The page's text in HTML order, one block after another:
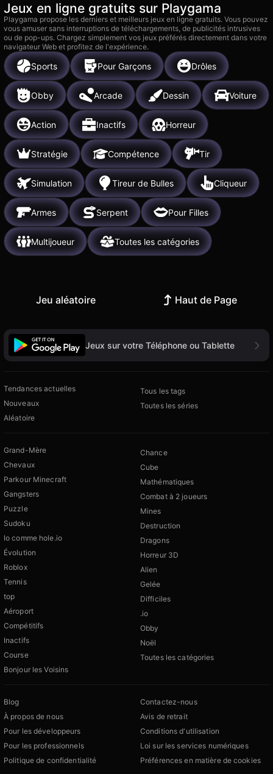
Jeux en ligne gratuits sur Playgama
Playgama propose les derniers et meilleurs jeux en ligne gratuits. Vous pouvez
vous amuser sans interruptions de téléchargements, de publicités intrusives
ou de pop-ups. Chargez simplement vos jeux préférés directement dans votre
navigateur Web et profitez de l'expérience.
Sports Pour Garçons Drôles
Obby Arcade Dessin Voiture
Action Inactifs Horreur
Stratégie Compétence Tir
Simulation Tireur de Bulles Cliqueur
Armes Serpent Pour Filles
Multijoueur Toutes les catégories
Jeu aléatoire Haut de Page
Jeux sur votre Téléphone ou Tablette
Tendances actuelles
Nouveaux
Aléatoire
Tous les tags
Toutes les séries
Grand-Mère
Chevaux
Parkour Minecraft
Gangsters
Puzzle
Sudoku
Io comme hole.io
Évolution
Roblox
Tennis
top
Aéroport
Compétitifs
Inactifs
Course
Bonjour les Voisins
Chance
Cube
Mathématiques
Combat à 2 joueurs
Mines
Destruction
Dragons
Horreur 3D
Alien
Gelée
Difficiles
.io
Obby
Noël
Toutes les catégories
Blog
À propos de nous
Pour les développeurs
Pour les professionnels
Politique de confidentialité
Contactez-nous
Avis de retrait
Conditions d'utilisation
Loi sur les services numériques
Préférences en matière de cookies